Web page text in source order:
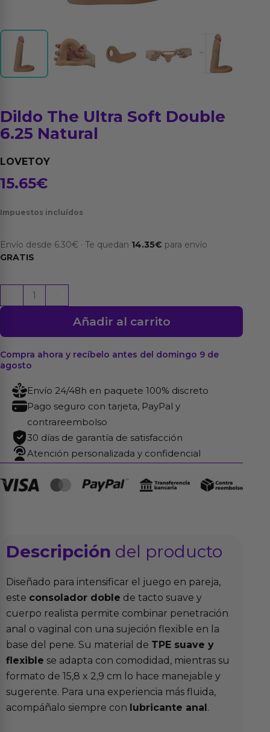
Dildo The Ultra Soft Double
6.25 Natural
LOVETOY
15.65€
Impuestos incluídos
Envío desde 6.30€ · Te quedan 14.35€ para envío
GRATIS
The
Soft
Double
6.25
Natural
cantidad
Añadir al carrito
Compra ahora y recíbelo antes del domingo 9 de
agosto
Envío 24/48h en paquete 100% discreto
Pago seguro con tarjeta, PayPal y
contrareembolso
30 días de garantía de satisfacción
Atención personalizada y confidencial
Descripción del producto
Diseñado para intensificar el juego en pareja,
este consolador doble de tacto suave y
cuerpo realista permite combinar penetración
anal o vaginal con una sujeción flexible en la
base del pene. Su material de TPE suave y
flexible se adapta con comodidad, mientras su
formato de 15,8 x 2,9 cm lo hace manejable y
sugerente. Para una experiencia más fluida,
acompáñalo siempre con lubricante anal.